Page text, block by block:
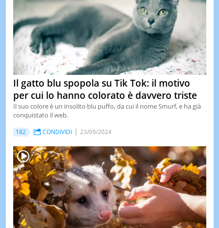
Il gatto blu spopola su Tik Tok: il motivo
per cui lo hanno colorato è davvero triste
Il suo colore è un insolito blu puffo, da cui il nome Smurf, e ha già
conquistato il web.
182 CONDIVIDI 23/09/2024